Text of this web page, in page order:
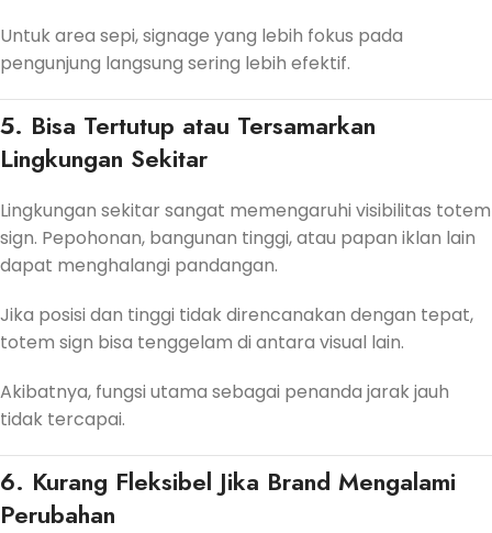
Untuk area sepi, signage yang lebih fokus pada
pengunjung langsung sering lebih efektif.
5. Bisa Tertutup atau Tersamarkan
Lingkungan Sekitar
Lingkungan sekitar sangat memengaruhi visibilitas totem
sign. Pepohonan, bangunan tinggi, atau papan iklan lain
dapat menghalangi pandangan.
Jika posisi dan tinggi tidak direncanakan dengan tepat,
totem sign bisa tenggelam di antara visual lain.
Akibatnya, fungsi utama sebagai penanda jarak jauh
tidak tercapai.
6. Kurang Fleksibel Jika Brand Mengalami
Perubahan